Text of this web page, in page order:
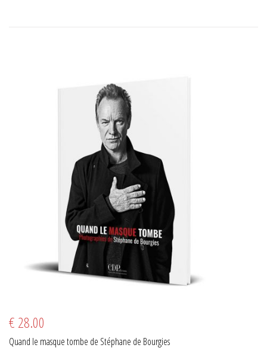
€ 28.00
Quand le masque tombe de Stéphane de Bourgies